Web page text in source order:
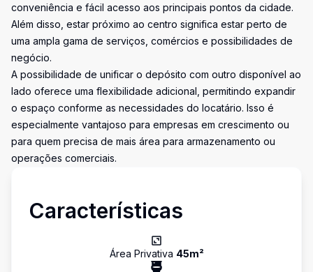
conveniência e fácil acesso aos principais pontos da cidade.
Além disso, estar próximo ao centro significa estar perto de
uma ampla gama de serviços, comércios e possibilidades de
negócio.
A possibilidade de unificar o depósito com outro disponível ao
lado oferece uma flexibilidade adicional, permitindo expandir
o espaço conforme as necessidades do locatário. Isso é
especialmente vantajoso para empresas em crescimento ou
para quem precisa de mais área para armazenamento ou
operações comerciais.
Características
Área Privativa 45m²